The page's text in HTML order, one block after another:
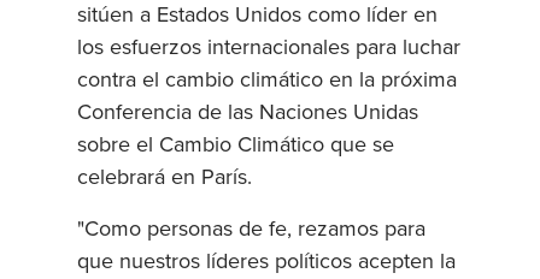
sitúen a Estados Unidos como líder en
los esfuerzos internacionales para luchar
contra el cambio climático en la próxima
Conferencia de las Naciones Unidas
sobre el Cambio Climático que se
celebrará en París.
"Como personas de fe, rezamos para
que nuestros líderes políticos acepten la